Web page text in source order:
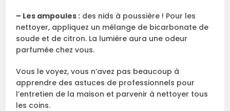
– Les ampoules : des nids à poussière ! Pour les
nettoyer, appliquez un mélange de bicarbonate de
soude et de citron. La lumière aura une odeur
parfumée chez vous.
Vous le voyez, vous n’avez pas beaucoup à
apprendre des astuces de professionnels pour
l’entretien de la maison et parvenir à nettoyer tous
les coins.